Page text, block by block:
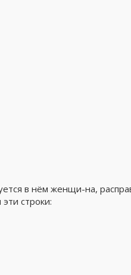
в нём женщи-на,
строки: